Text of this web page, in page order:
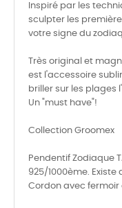
Inspiré par les
sculpter les
votre signe du
Très original et
est l'accessoire
briller sur les plages
Un "must have"!
Collection Groomex
Pendentif Zodiaque
925/1000ème. Existe
Cordon avec fermoir